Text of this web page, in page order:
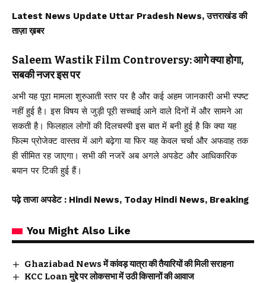
Latest News Update Uttar Pradesh News, उत्तराखंड की
ताज़ा ख़बर
Saleem Wastik Film Controversy: आगे क्या होगा,
सबकी नजर इस पर
अभी यह पूरा मामला शुरुआती स्तर पर है और कई अहम जानकारी अभी स्पष्ट
नहीं हुई है। इस विषय से जुड़ी पूरी सच्चाई आने वाले दिनों में और सामने आ
सकती है। फिलहाल लोगों की दिलचस्पी इस बात में बनी हुई है कि क्या यह
फिल्म प्रोजेक्ट वास्तव में आगे बढ़ेगा या फिर यह केवल चर्चा और अफवाह तक
ही सीमित रह जाएगा। सभी की नजरें अब अगले अपडेट और आधिकारिक
बयान पर टिकी हुई हैं।
पढ़े ताजा अपडेट : Hindi News, Today Hindi News, Breaking
You Might Also Like
Ghaziabad News में कांवड़ यात्रा की तैयारियों की मिली सराहना
KCC Loan मुद्दे पर लोकसभा में उठी किसानों की आवाज